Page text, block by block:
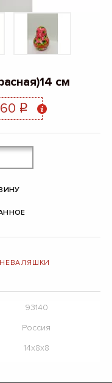
см
q
93140
Россия
14х8х8